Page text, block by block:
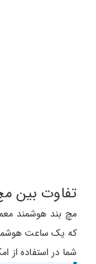
تفاوت بین
مچ بند هوشمند
که یک ساعت
شما در استفاده